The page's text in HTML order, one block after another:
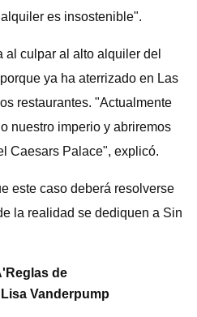
es insostenible".
al culpar al alto alquiler del
ya ha aterrizado en Las
restaurantes. "Actualmente
nuestro imperio y abriremos
Caesars Palace", explicó.
este caso deberá resolverse
la realidad se dediquen a Sin
Reglas de
Lisa Vanderpump